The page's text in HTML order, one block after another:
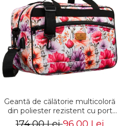
Geantă de călătorie multicoloră
din poliester rezistent cu port
USB, acoperită cu un model